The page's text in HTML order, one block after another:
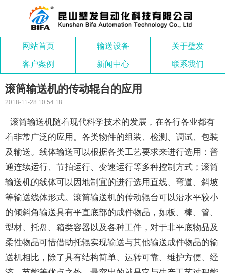
网站首页 输送设备 关于璧发
客户案例 新闻中心 联系我们
滚筒输送机的传动辊台的应用
2018-11-28 10:54:18
滚筒输送机随着现代科学技术的发展，在各行各业都有
着非常广泛的应用。各类物件的组装、检测、调试、包装
及输送。线体输送可以根据各类工艺要求来进行选用：普
通连续运行、节拍运行、变速运行等多种控制方式；滚筒
输送机的线体可以因地制宜的进行选用直线、弯道、斜坡
等输送线体形式。滚筒输送机的传动辊台可以沿水平较小
的倾斜角输送具有平直底部的成件物品，如板、棒、管、
型材、托盘、箱类容器以及各种工件，对于非平底物品及
柔性物品可惜借助托辊实现输送与其他输送成件物品的输
送机相比，除了具有结构简单、运转可靠、维护方便、经